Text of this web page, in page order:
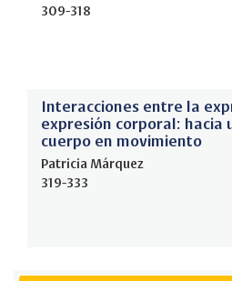
309-318
Interacciones entre la
expresión corporal: hacia
cuerpo en movimiento
Patricia Márquez
319-333